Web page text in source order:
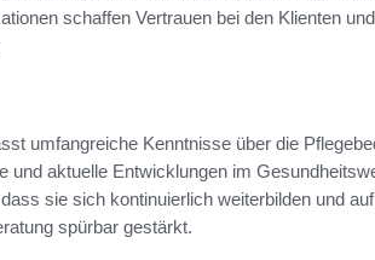
schaffen Vertrauen bei den Klienten
umfangreiche Kenntnisse über die
und aktuelle Entwicklungen im
sie sich kontinuierlich weiterbilden und
spürbar gestärkt.